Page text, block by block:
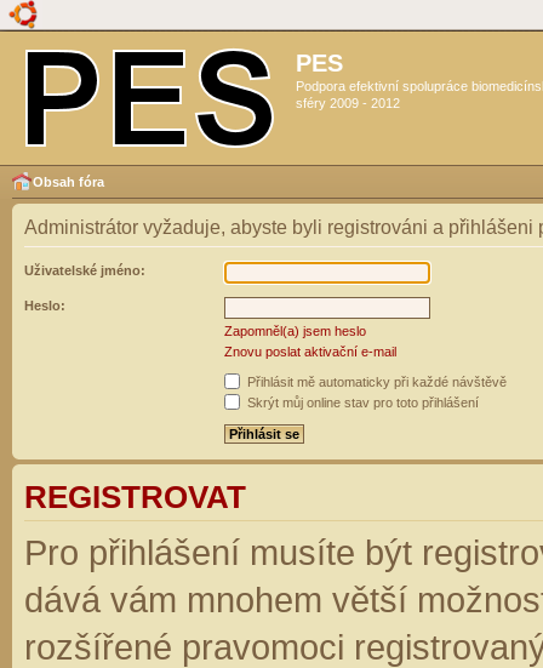
PES
Podpora efektivní spolupráce
sféry 2009 - 2012
Obsah fóra
Administrátor vyžaduje, abyste byli registrováni a přihlášeni
Uživatelské jméno:
Heslo:
Zapomněl(a) jsem heslo
Znovu poslat aktivační e-mail
Přihlásit mě automaticky při každé návštěvě
Skrýt můj online stav pro toto přihlášení
REGISTROVAT
Pro přihlášení musíte být
dává vám mnohem větší
rozšířené pravomoci